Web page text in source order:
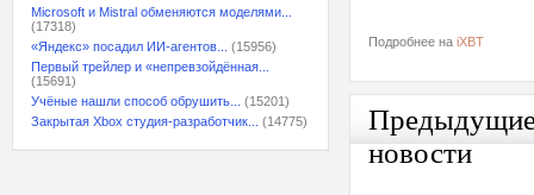
Microsoft и Mistral обменяются моделями...
(17318)
«Яндекс» посадил ИИ-агентов...
(15956)
Первый трейлер и «непревзойдённая...
(15691)
Учёные нашли способ обрушить...
(15201)
Закрытая Xbox студия-разработчик...
(14775)
Подробнее на iXBT
новости